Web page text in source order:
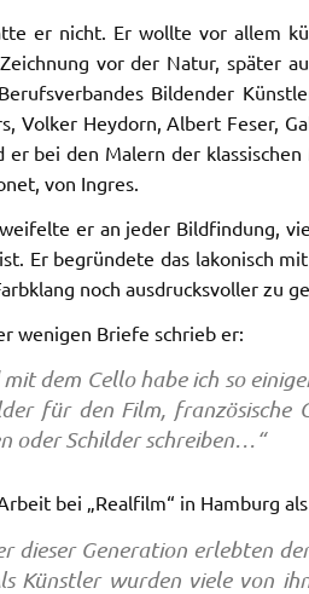
er nicht. Er wollte vor allem
vor der Natur, später
Bildender
Volker Heydorn, Albert Feser,
er bei den Malern der
von Ingres.
er an jeder Bildfindung,
Er begründete das lakonisch
noch ausdrucksvoller zu
wenigen Briefe schrieb er:
mit dem Cello habe ich so
für den Film, französische
oder Schilder schreiben…“
bei „Realfilm“ in Hamburg
dieser Generation erlebten
Künstler wurden viele von